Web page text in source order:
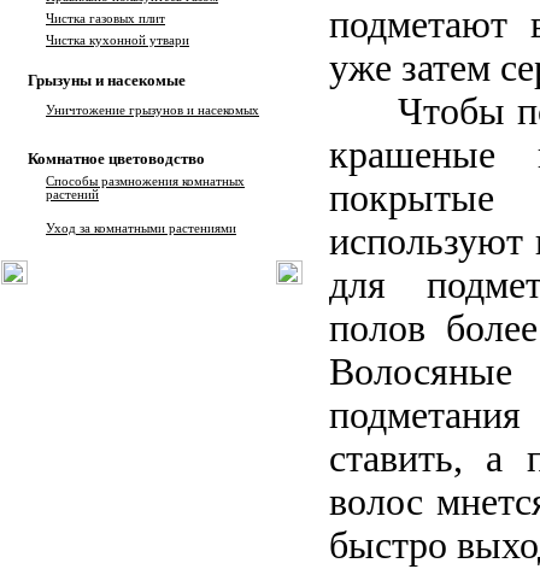
Чистка газовых плит
Чистка кухонной утвари
Грызуны и насекомые
Уничтожение грызунов и насекомых
Комнатное цветоводство
Способы размножения комнатных
растений
Уход за комнатными растениями
подметают
уже затем
Чтобы
используют
для
полов
ставить, а
волос
быстро